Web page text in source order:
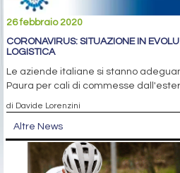
26 febbraio 2020
CORONAVIRUS: SITUAZIONE IN
LOGISTICA
Le aziende italiane si stanno
Paura per cali di commesse
di Davide Lorenzini
Altre News